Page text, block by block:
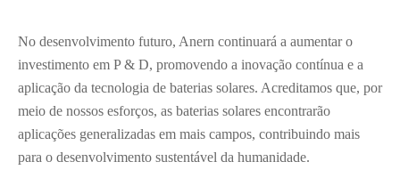
No desenvolvimento futuro, Anern continuará a aumentar o
investimento em P & D, promovendo a inovação contínua e a
aplicação da tecnologia de baterias solares. Acreditamos que, por
meio de nossos esforços, as baterias solares encontrarão
aplicações generalizadas em mais campos, contribuindo mais
para o desenvolvimento sustentável da humanidade.